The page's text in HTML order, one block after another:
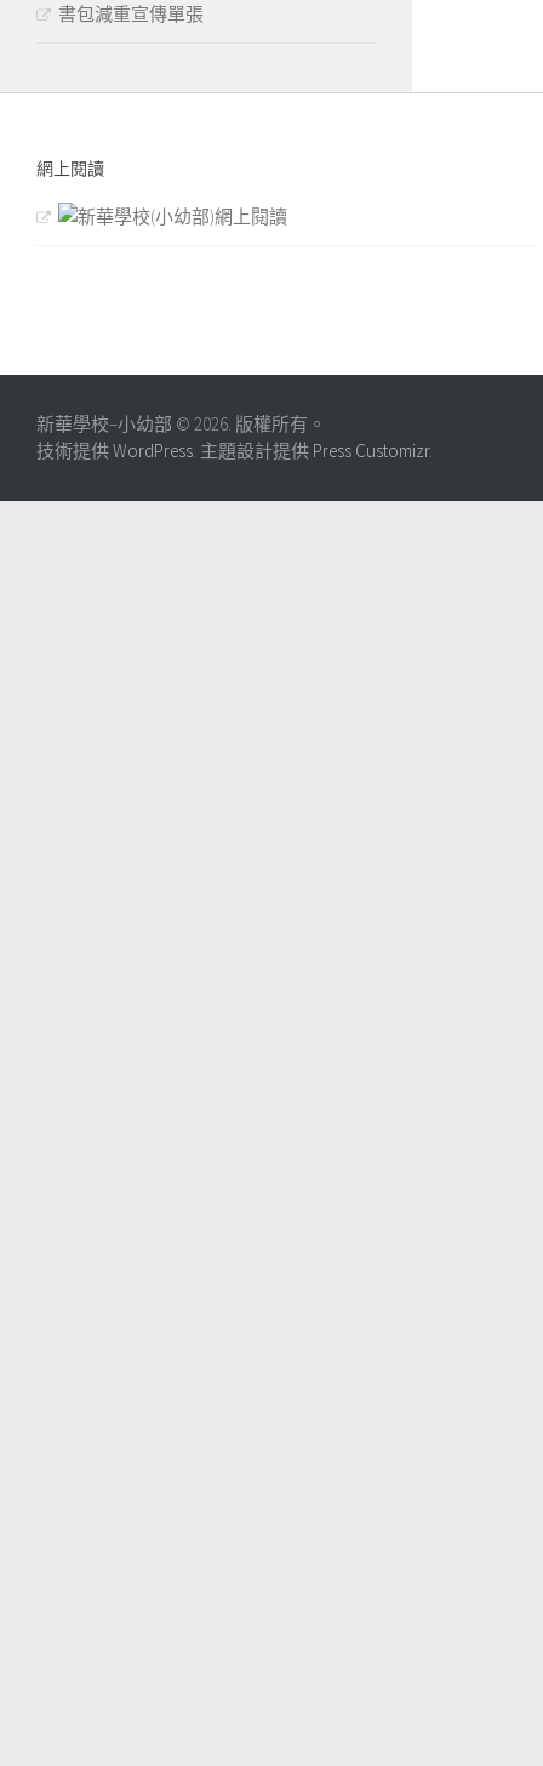
書包減重宣傳單張
網上閱讀
新華學校–小幼部 © 2026. 版權所有。
技術提供WordPress. 主題設計提供 Press Customizr.